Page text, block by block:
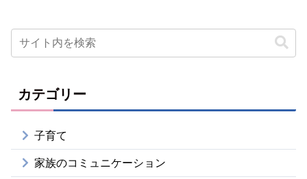
カテゴリー
子育て
家族のコミュニケーション